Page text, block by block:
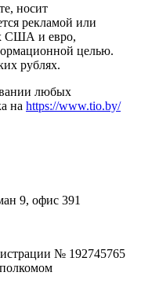
носит
рекламой или
США и евро,
целью.
рублях.
любых
на https://www.tio.by/
9, офис 391
№ 192745765